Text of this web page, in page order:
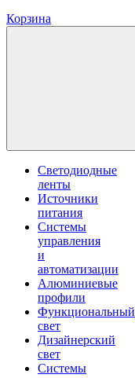
Корзина
Светодиодные
ленты
Источники
питания
Системы
управления
и
автоматизации
Алюминиевые
профили
Функциональный
свет
Дизайнерский
свет
Системы